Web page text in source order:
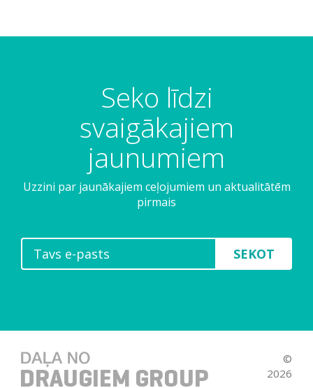
Seko līdzi
svaigākajiem
jaunumiem
Uzzini par jaunākajiem ceļojumiem un aktualitātēm
pirmais
SEKOT
©
2026